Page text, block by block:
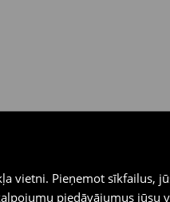
vietni. Pieņemot sīkfailus,
piedāvājumus jūsu